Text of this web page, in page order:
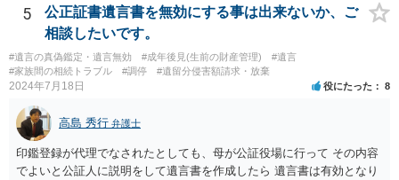
5
公正証書遺言書を無効にする事は出来ないか、ご
相談したいです。
#遺言の真偽鑑定・遺言無効 #成年後見(生前の財産管理)
#遺言
#家族間の相続トラブル
#調停 #遺留分侵害額請求・放棄
2024年7月18日 役にたった 8
高島 秀行 弁護士
印鑑登録が代理でなされたとしても、母が公証役場に行って その内容
でよいと公証人に説明をして遺言書を作成したら 遺言書は有効となり